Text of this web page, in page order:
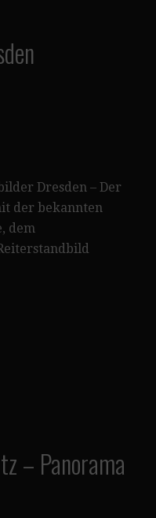
Dresden – Der
der bekannten
dem
– Panorama